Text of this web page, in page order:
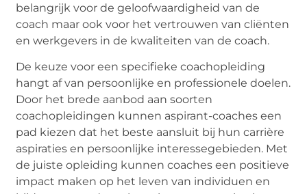
belangrijk voor de geloofwaardigheid van de
coach maar ook voor het vertrouwen van cliënten
en werkgevers in de kwaliteiten van de coach.
De keuze voor een specifieke coachopleiding
hangt af van persoonlijke en professionele doelen.
Door het brede aanbod aan soorten
coachopleidingen kunnen aspirant-coaches een
pad kiezen dat het beste aansluit bij hun carrière
aspiraties en persoonlijke interessegebieden. Met
de juiste opleiding kunnen coaches een positieve
impact maken op het leven van individuen en